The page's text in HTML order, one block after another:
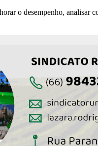
o desempenho, analisar